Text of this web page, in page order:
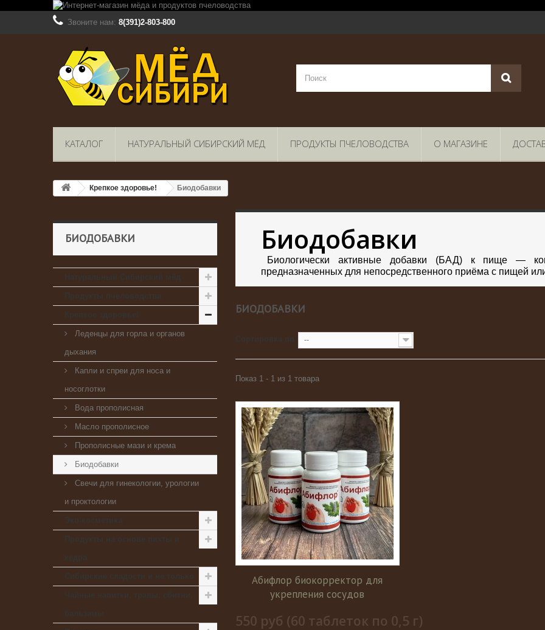
Звоните нам: 8(391)2-803-800
КАТАЛОГ НАТУРАЛЬНЫЙ СИБИРСКИЙ МЁД ПРОДУКТЫ ПЧЕЛОВОДСТВА О МАГАЗИНЕ
Крепкое здоровье! Биодобавки
БИОДОБАВКИ
Крепкое здоровье!
Леденцы для горла и органов
дыхания
Капли и спреи для носа и
носоглотки
Вода прополисная
Масло прополисное
Прополисные мази и крема
Биодобавки
Свечи для гинекологии, урологии
и проктологии
Эко-косметика
Биодобавки
Биологически активные добавки (БАД) к пище —
предназначенных для непосредственного приёма с пищей
БИОДОБАВКИ
--
Показ 1 - 1 из 1 товара
Абифлор биокорректор для
укрепления сосудов
550 руб (60 таблеток по 0,5 г)